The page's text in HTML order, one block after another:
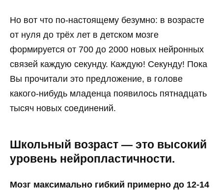
Но вот что по-настоящему безумно: в возрасте
от нуля до трёх лет в детском мозге
формируется от 700 до 2000 новых нейронных
связей каждую секунду. Каждую! Секунду! Пока
Вы прочитали это предложение, в голове
какого-нибудь младенца появилось пятнадцать
тысяч новых соединений.
Школьный возраст — это высокий
уровень нейропластичности.
Мозг максимально гибкий примерно до 12-14